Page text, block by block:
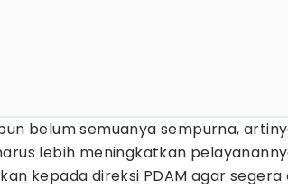
belum semuanya sempurna,
lebih meningkatkan
kepada direksi PDAM agar segera